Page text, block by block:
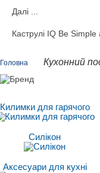
Далі ...
Каструлі IQ Be Simple
Головна Кухонний
Килимки для гарячого
Силікон
Аксесуари для кухні